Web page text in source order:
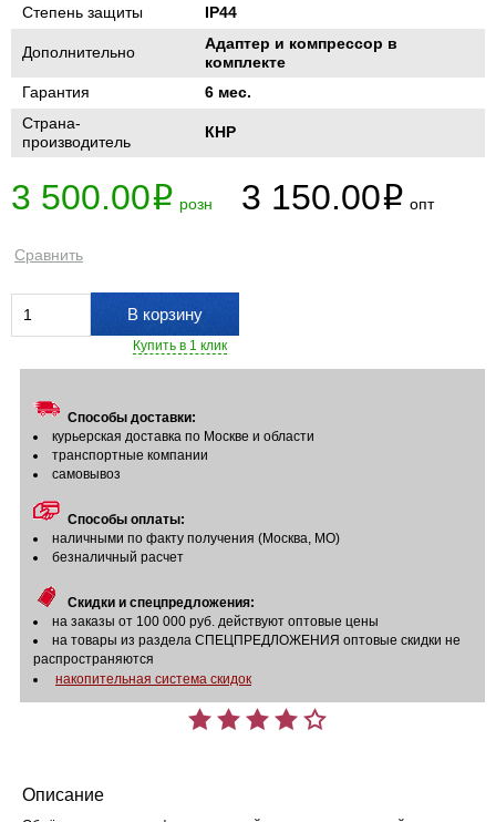
Степень защиты
IP44
Дополнительно
Адаптер и компрессор в
комплекте
Гарантия
6 мес.
Страна-
производитель
КНР
3 500.00i розн 3 150.00i опт
Сравнить
В корзину
Купить в 1 клик
Способы доставки:
курьерская доставка по Москве и области
транспортные компании
самовывоз
Способы оплаты:
наличными по факту получения (Москва, МО)
безналичный расчет
Скидки и спецпредложения:
на заказы от 100 000 руб. действуют оптовые цены
на товары из раздела СПЕЦПРЕДЛОЖЕНИЯ оптовые скидки не
распространяются
накопительная система скидок
Описание